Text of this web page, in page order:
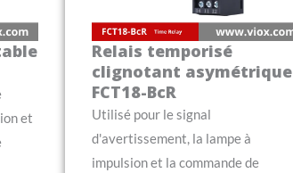
et
Relais temporisé
clignotant asymétrique
FCT18-BcR
Utilisé pour le signal
d'avertissement, la lampe à
impulsion et la commande de